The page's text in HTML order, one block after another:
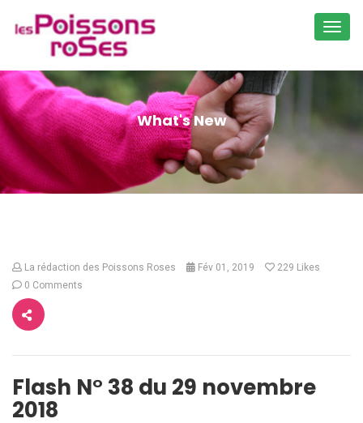
What's New
La rédaction des Poissons Roses Fév 01, 2019 229 Likes
0 Comments
Flash N° 38 du 29 novembre
2018